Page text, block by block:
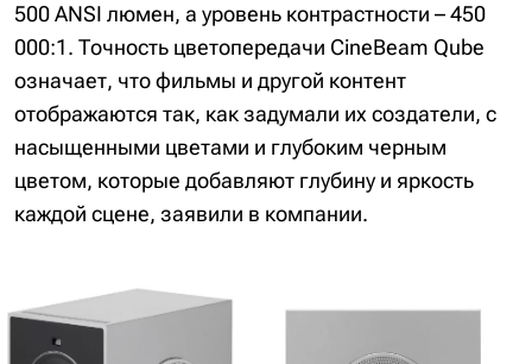
500 ANSI люмен, а уровень контрастности – 450
000:1. Точность цветопередачи CineBeam Qube
означает, что фильмы и другой контент
отображаются так, как задумали их создатели, с
насыщенными цветами и глубоким черным
цветом, которые добавляют глубину и яркость
каждой сцене, заявили в компании.